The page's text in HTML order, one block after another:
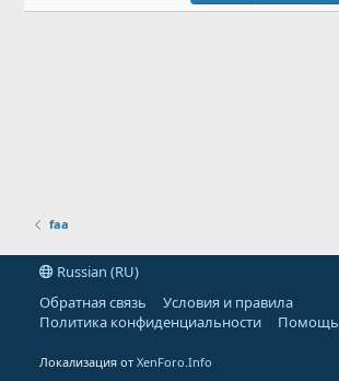
faa
Russian (RU)
Обратная связь
Условия и правила
Политика конфиденциальности
Помощь
Локализация отXenForo.Info